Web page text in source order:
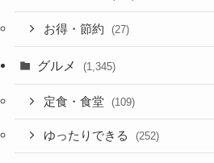
お得・節約 (27)
グルメ (1,345)
定食・食堂 (109)
ゆったりできる (252)